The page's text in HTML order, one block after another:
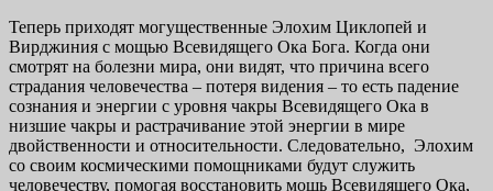
Теперь приходят могущественные Элохим Циклопей и
Вирджиния с мощью Всевидящего Ока Бога. Когда они
смотрят на болезни мира, они видят, что причина всего
страдания человечества – потеря видения – то есть падение
сознания и энергии с уровня чакры Всевидящего Ока в
низшие чакры и растрачивание этой энергии в мире
двойственности и относительности. Следовательно, Элохим
со своим космическими помощниками будут служить
человечеству, помогая восстановить мощь Всевидящего Ока,